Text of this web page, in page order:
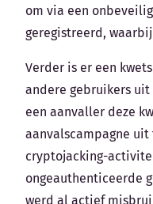
om via een
geregistreerd,
Verder is er een
andere gebruikers uit
een aanvaller deze
aanvalscampagne
cryptojacking-
ongeauthenticeerde
werd al actief